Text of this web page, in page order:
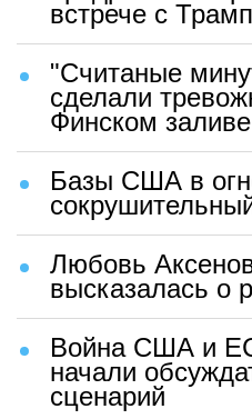
встрече с
"Считаные
сделали
Финском заливе
Базы США в
Любовь
высказалась о
Война США и
начали
сценарий